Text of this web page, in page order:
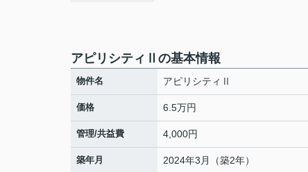
アピリシティⅡの基本情報
物件名 アピリシティⅡ
価格 6.5万円
管理/共益費 4,000円
築年月 2024年3月（築2年）